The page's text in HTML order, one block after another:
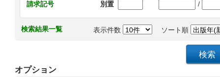
請求記号
別置 /
検索結果一覧 表示件数 ソート順
オプション